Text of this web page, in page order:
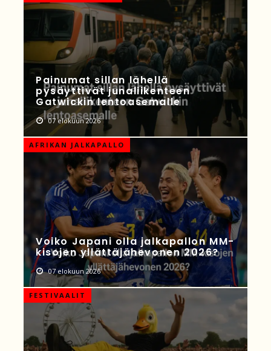
Painumat sillan lähellä
pysäyttivät junaliikenteen
Gatwickin lentoasemalle
07 elokuun 2026
AFRIKAN JALKAPALLO
Voiko Japani olla jalkapallon MM-
kisojen yllättäjähevonen 2026?
07 elokuun 2026
FESTIVAALIT